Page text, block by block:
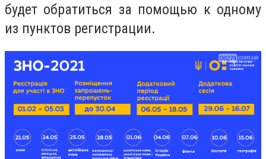
будет обратиться за помощью к одному
из пунктов регистрации.